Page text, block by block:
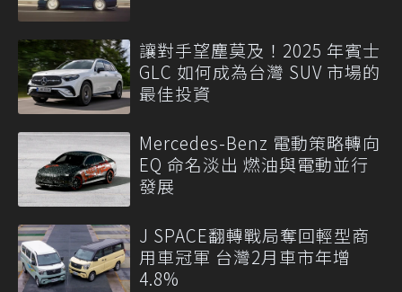
讓對手望塵莫及！2025 年賓士
GLC 如何成為台灣 SUV 市場的
最佳投資
Mercedes-Benz 電動策略轉向
EQ 命名淡出 燃油與電動並行
發展
J SPACE翻轉戰局奪回輕型商
用車冠軍 台灣2月車市年增
4.8%